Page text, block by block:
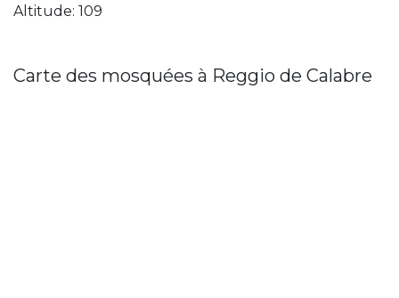
Altitude: 109
Carte des mosquées à Reggio de Calabre